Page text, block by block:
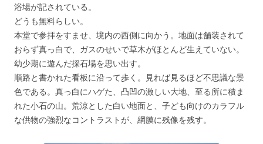
浴場が記されている。
どうも無料らしい。
本堂で参拝をすませ、境内の西側に向かう。地面は舗装されて
おらず真っ白で、ガスのせいで草木がほとんど生えていない。
幼少期に遊んだ採石場を思い出す。
順路と書かれた看板に沿って歩く。見れば見るほど不思議な景
色である。真っ白にハゲた、凸凹の激しい大地、至る所に積ま
れた小石の山。荒涼とした白い地面と、子ども向けのカラフル
な供物の強烈なコントラストが、網膜に残像を残す。